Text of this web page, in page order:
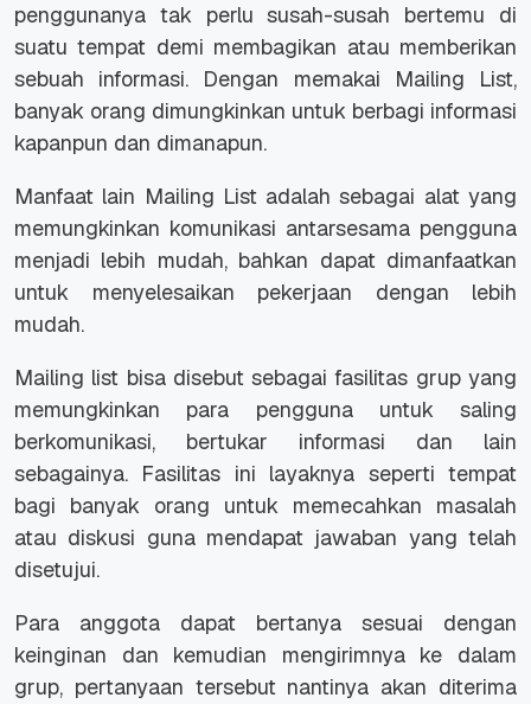
penggunanya tak perlu susah-susah bertemu di
suatu tempat demi membagikan atau memberikan
sebuah informasi. Dengan memakai Mailing List,
banyak orang dimungkinkan untuk berbagi informasi
kapanpun dan dimanapun.
Manfaat lain Mailing List adalah sebagai alat yang
memungkinkan komunikasi antarsesama pengguna
menjadi lebih mudah, bahkan dapat dimanfaatkan
untuk menyelesaikan pekerjaan dengan lebih
mudah.
Mailing list bisa disebut sebagai fasilitas grup yang
memungkinkan para pengguna untuk saling
berkomunikasi, bertukar informasi dan lain
sebagainya. Fasilitas ini layaknya seperti tempat
bagi banyak orang untuk memecahkan masalah
atau diskusi guna mendapat jawaban yang telah
disetujui.
Para anggota dapat bertanya sesuai dengan
keinginan dan kemudian mengirimnya ke dalam
grup, pertanyaan tersebut nantinya akan diterima